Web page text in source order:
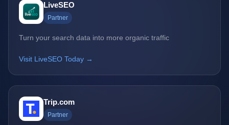
LiveSEO
Partner
Turn your search data into more organic traffic
Visit LiveSEO Today →
Trip.com
Partner